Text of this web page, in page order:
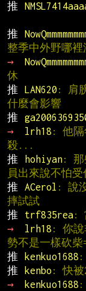
推
推
整季中外野哪裡
→
休
推
LAN620 : 肩
什麼會影響
推
→
lrh18 : 他隔
殺...
推
hohiyan: 那
員出來說不怕受
推
ACerol : 說
摔試試
推
trf835rea:
→
lrh18 : 你說
勢不是一樣砍柴
推
kenkuo1688 :
推
kenbo : 快被
→
kenkuo1688 :